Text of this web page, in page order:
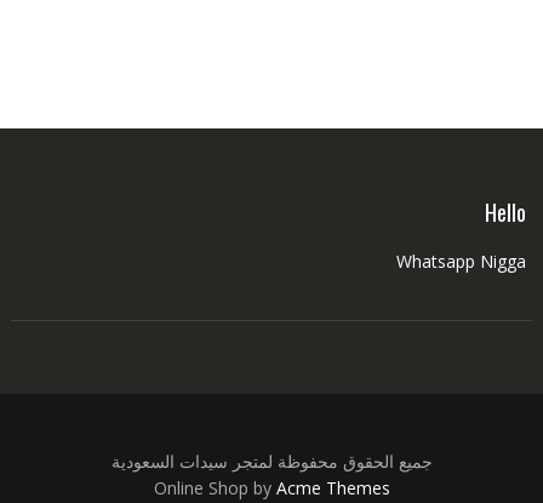
Hello
Whatsapp Nigga
جميع الحقوق محفوظة لمتجر سيدات السعودية
Online Shop by Acme Themes